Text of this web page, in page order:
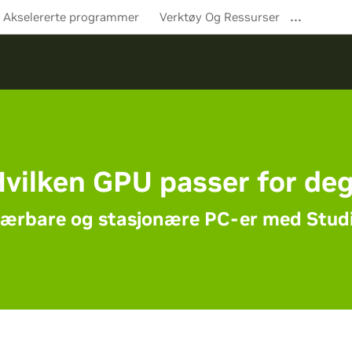
Akselererte programmer Verktøy Og Ressurser …
GPU passer for
og stasjonære PC-er med